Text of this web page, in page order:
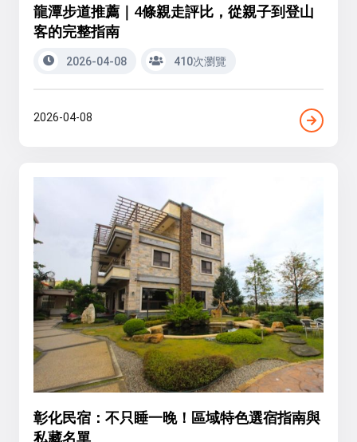
龍潭步道推薦｜4條親走評比，從親子到登山
客的完整指南
2026-04-08 410次瀏覽
2026-04-08
彰化民宿：不只睡一晚！區域特色選宿指南與
私藏名單